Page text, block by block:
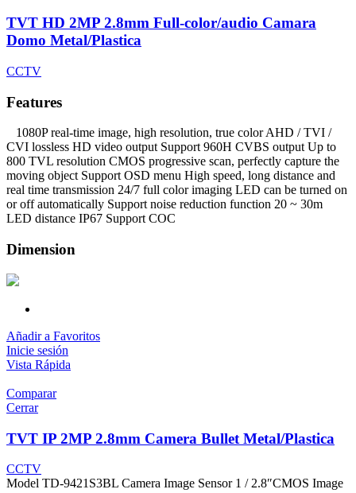
TVT HD 2MP 2.8mm Full-color/audio Camara
Domo Metal/Plastica
CCTV
Features
1080P real-time image, high resolution, true color AHD / TVI /
CVI lossless HD video output Support 960H CVBS output Up to
800 TVL resolution CMOS progressive scan, perfectly capture the
moving object Support OSD menu High speed, long distance and
real time transmission 24/7 full color imaging LED can be turned on
or off automatically Support noise reduction function 20 ~ 30m
LED distance IP67 Support COC
Dimension
Añadir a Favoritos
Inicie sesión
Vista Rápida
Comparar
Cerrar
TVT IP 2MP 2.8mm Camera Bullet Metal/Plastica
CCTV
Model TD-9421S3BL Camera Image Sensor 1 / 2.8″CMOS Image